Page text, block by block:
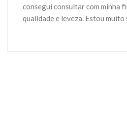
consegui consultar com minha
qualidade e leveza. Estou